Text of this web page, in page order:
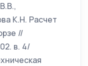
К.Н. Расчет
//
в. 4/